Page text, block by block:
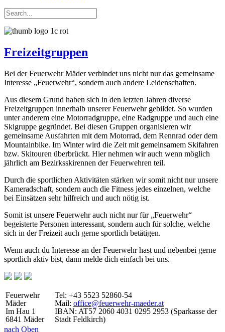
Freizeitgruppen
Bei der Feuerwehr Mäder verbindet uns nicht nur das gemeinsame
Interesse „Feuerwehr“, sondern auch andere Leidenschaften.
Aus diesem Grund haben sich in den letzten Jahren diverse
Freizeitgruppen innerhalb unserer Feuerwehr gebildet. So wurden
unter anderem eine Motorradgruppe, eine Radgruppe und auch eine
Skigruppe gegründet. Bei diesen Gruppen organisieren wir
gemeinsame Ausfahrten mit dem Motorrad, dem Rennrad oder dem
Mountainbike. Im Winter wird die Zeit mit gemeinsamem Skifahren
bzw. Skitouren überbrückt. Hier nehmen wir auch wenn möglich
jährlich am Bezirksskirennen der Feuerwehren teil.
Durch die sportlichen Aktivitäten stärken wir somit nicht nur unsere
Kameradschaft, sondern auch die Fitness jedes einzelnen, welche
bei Einsätzen sehr hilfreich und auch nötig ist.
Somit ist unsere Feuerwehr auch nicht nur für „Feuerwehr“
begeisterte Personen interessant, sondern auch für solche, welche
sich in der Freizeit auch gerne sportlich betätigen.
Wenn auch du Interesse an der Feuerwehr hast und nebenbei gerne
sportlich aktiv bist, dann melde dich einfach bei uns.
Feuerwehr
Mäder
Im Hau 1
6841 Mäder
Tel: +43 5523 52860-54
Mail: office@feuerwehr-maeder.at
IBAN: AT57 2060 4031 0295 2953 (Sparkasse der
Stadt Feldkirch)
nach Oben